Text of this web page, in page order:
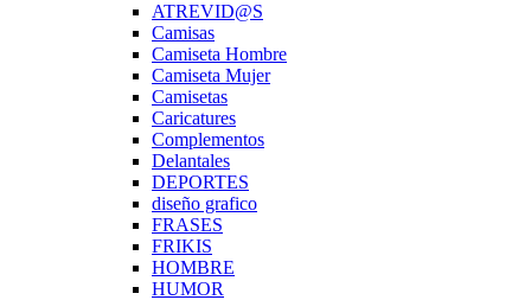
ATREVID@S
Camisas
Camiseta Hombre
Camiseta Mujer
Camisetas
Caricatures
Complementos
Delantales
DEPORTES
diseño grafico
FRASES
FRIKIS
HOMBRE
HUMOR